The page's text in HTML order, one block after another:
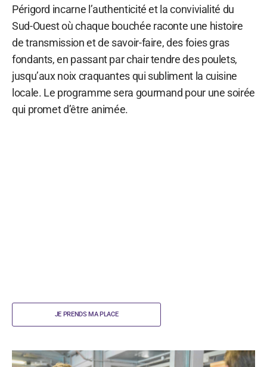
Périgord incarne l’authenticité et la convivialité du
Sud-Ouest où chaque bouchée raconte une histoire
de transmission et de savoir-faire, des foies gras
fondants, en passant par chair tendre des poulets,
jusqu’aux noix craquantes qui subliment la cuisine
locale. Le programme sera gourmand pour une soirée
qui promet d’être animée.
JE PRENDS MA PLACE